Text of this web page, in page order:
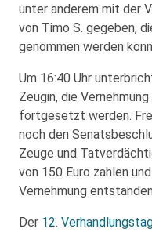
unter anderem mit der
von Timo S. gegeben,
genommen werden
Um 16:40 Uhr
Zeugin, die
fortgesetzt werden.
noch den
Zeuge und
von 150 Euro zahlen
Vernehmung
Der 12.